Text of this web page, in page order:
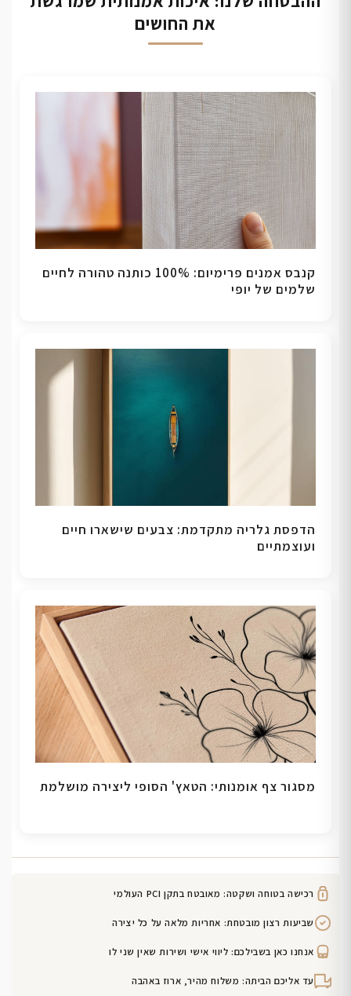
את החושים
קנבס אמנים פרימיום: 100% כותנה טהורה לחיים
שלמים של יופי
הדפסת גלריה מתקדמת: צבעים שישארו חיים
ועוצמתיים
מסגור צף אומנותי: הטאץ' הסופי ליצירה מושלמת
רכישה בטוחה ושקטה: מאובטח בתקן PCI העולמי
שביעות רצון מובטחת: אחריות מלאה על כל יצירה
אנחנו כאן בשבילכם: ליווי אישי ושירות שאין שני לו
עד אליכם הביתה: משלוח מהיר, ארוז באהבה